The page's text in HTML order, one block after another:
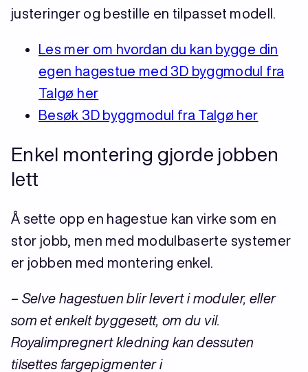
justeringer og bestille en tilpasset modell.
Les mer om hvordan du kan bygge din
egen hagestue med 3D byggmodul fra
Talgø her
Besøk 3D byggmodul fra Talgø her
Enkel montering gjorde jobben
lett
Å sette opp en hagestue kan virke som en
stor jobb, men med modulbaserte systemer
er jobben med montering enkel.
– Selve hagestuen blir levert i moduler, eller
som et enkelt byggesett, om du vil.
Royalimpregnert kledning kan dessuten
tilsettes fargepigmenter i